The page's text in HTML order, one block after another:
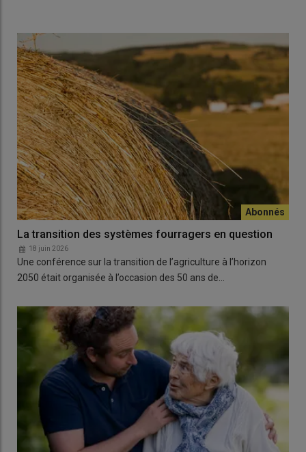
La transition des systèmes fourragers en question
18 juin 2026
Une conférence sur la transition de l’agriculture à l’horizon
2050 était organisée à l’occasion des 50 ans de…